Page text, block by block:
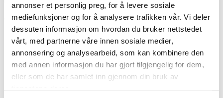
annonser et personlig preg, for å levere sosiale
mediefunksjoner og for å analysere trafikken vår. Vi deler
dessuten informasjon om hvordan du bruker nettstedet
vårt, med partnerne våre innen sosiale medier,
annonsering og analysearbeid, som kan kombinere den
med annen informasjon du har gjort tilgjengelig for dem,
eller som de har samlet inn gjennom din bruk av
Hjem
Nyheter
Posisjonsnotater og høringer
Nødvendige tiltak for å sikre like konkurransevilkår